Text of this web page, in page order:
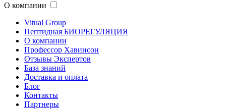
О компании
Vitual Group
Пептидная БИОРЕГУЛЯЦИЯ
О компании
Профессор Хавинсон
Отзывы Экспертов
База знаний
Доставка и оплата
Блог
Контакты
Партнеры